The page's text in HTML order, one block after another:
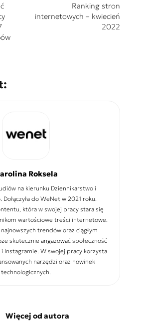
Ranking stron
internetowych – kwiecień
2022
Roksela
na kierunku Dziennikarstwo i
do WeNet w 2021 roku.
która w swojej pracy stara się
wartościowe treści internetowe.
trendów oraz ciągłym
skutecznie angażować społeczność
i Instagramie. W swojej pracy korzysta
narzędzi oraz nowinek
technologicznych.
więcej od autora